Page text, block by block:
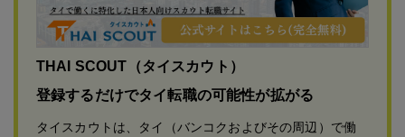
THAI SCOUT（タイスカウト）
登録するだけでタイ転職の可能性が拡がる
タイスカウトは、タイ（バンコクおよびその周辺）で働